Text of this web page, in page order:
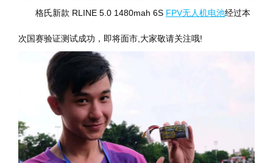
格氏新款 RLINE 5.0 1480mah 6S FPV无人机电池经过本
次国赛验证测试成功，即将面市,大家敬请关注哦!